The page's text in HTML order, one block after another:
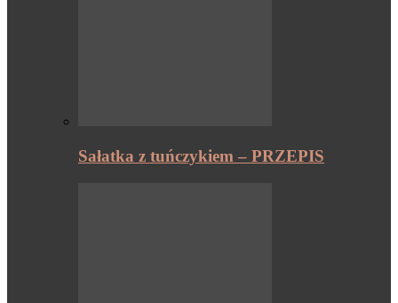
Sałatka z tuńczykiem – PRZEPIS